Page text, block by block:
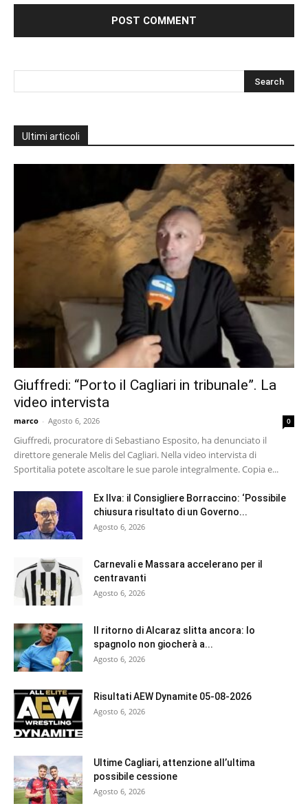
Ultimi articoli
Giuffredi: “Porto il Cagliari in tribunale”. La
video intervista
marco - Agosto 6, 2026 0
Giuffredi, procuratore di Sebastiano Esposito, ha denunciato il
direttore generale Melis del Cagliari. Nella video intervista di
Sportitalia potete ascoltare le sue parole integralmente. Copia e...
Ex Ilva: il Consigliere Borraccino: ‘Possibile
chiusura risultato di un Governo...
Agosto 6, 2026
Carnevali e Massara accelerano per il
centravanti
Agosto 6, 2026
Il ritorno di Alcaraz slitta ancora: lo
spagnolo non giocherà a...
Agosto 6, 2026
Risultati AEW Dynamite 05-08-2026
Agosto 6, 2026
Ultime Cagliari, attenzione all’ultima
possibile cessione
Agosto 6, 2026